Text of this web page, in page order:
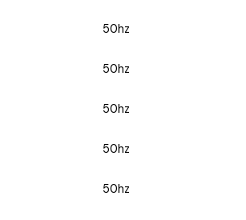
50hz
50hz
50hz
50hz
50hz